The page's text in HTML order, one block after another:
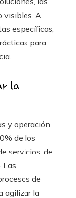
visibles. A
específicas,
para
la
y operación
de los
servicios, de
Las
de
agilizar la